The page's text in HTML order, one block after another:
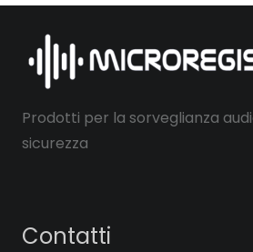
Prodotti per la sorveglianza
sicurezza
Contatti